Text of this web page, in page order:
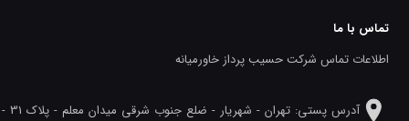
تماس با ما
اطلاعات تماس شرکت حسیب پرداز خاورمیانه
آدرس پستی: تهران - شهريار - ضلع جنوب شرقی میدان معلم - پلاک 31 -